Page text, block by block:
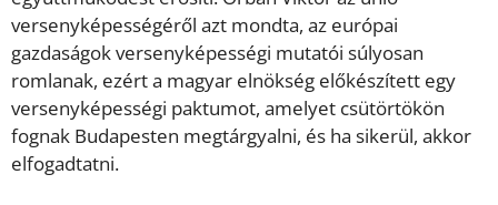
versenyképességéről azt mondta, az európai
gazdaságok versenyképességi mutatói súlyosan
romlanak, ezért a magyar elnökség előkészített egy
versenyképességi paktumot, amelyet csütörtökön
fognak Budapesten megtárgyalni, és ha sikerül, akkor
elfogadtatni.